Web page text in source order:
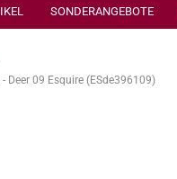
SONDERANGEBOTE
Deer 09 Esquire (ESde396109)